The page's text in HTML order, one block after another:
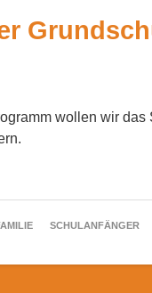
wollen wir
SCHULANFÄNGER